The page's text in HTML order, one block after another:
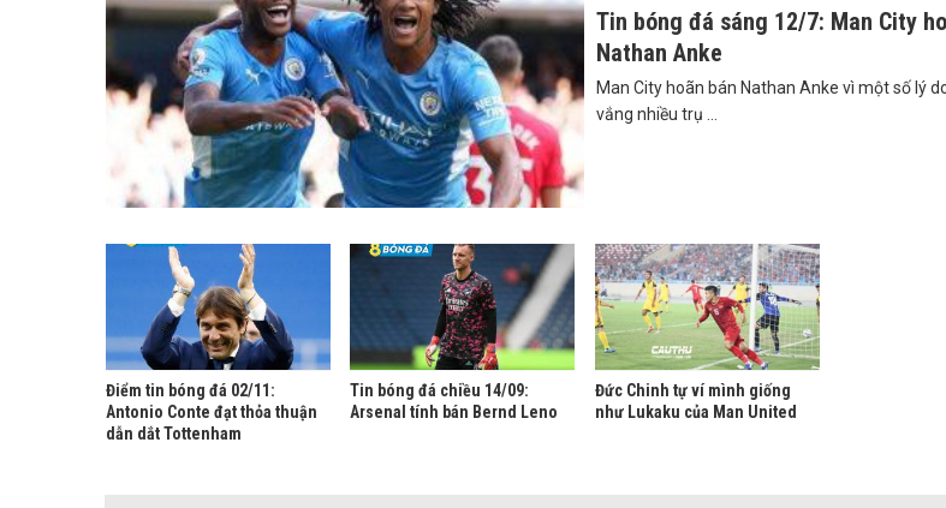
Tin bóng đá sáng 12/7: Man City
Nathan Anke
Man City hoãn bán Nathan Anke vì một số lý
vắng nhiều trụ ...
Điểm tin bóng đá 02/11:
Antonio Conte đạt thỏa thuận
dẫn dắt Tottenham
Tin bóng đá chiều 14/09:
Arsenal tính bán Bernd Leno
Đức Chinh tự ví mình giống
như Lukaku của Man United